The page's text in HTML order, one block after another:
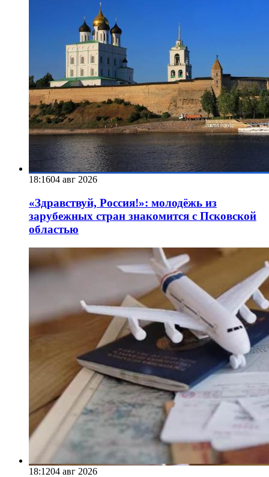
18:1604 авг 2026
«Здравствуй, Россия!»: молодёжь из
зарубежных стран знакомится с Псковской
областью
18:1204 авг 2026